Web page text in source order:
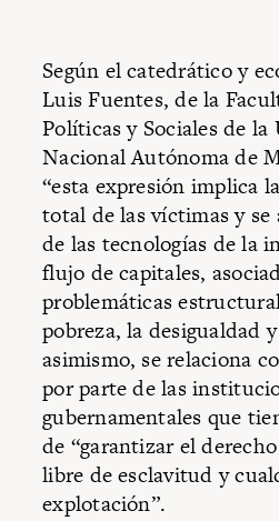
Según el catedrático y
Luis Fuentes, de la
Políticas y Sociales de
Nacional Autónoma de
“esta expresión implica
total de las víctimas y se
de las tecnologías de la
flujo de capitales,
problemáticas
pobreza, la desigualdad
asimismo, se relaciona
por parte de las
gubernamentales que
de “garantizar el
libre de esclavitud y
explotación”.